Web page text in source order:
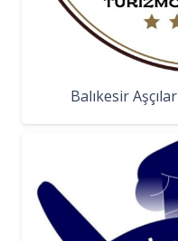
Balıkesir